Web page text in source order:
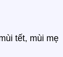
tết, mùi mẹ